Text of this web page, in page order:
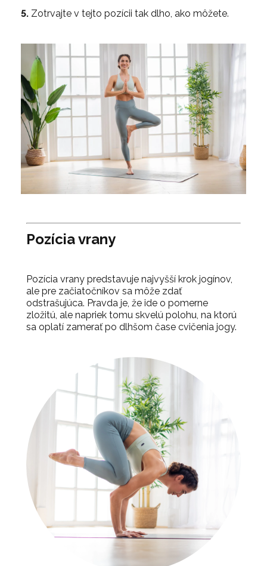
5. Zotrvajte v tejto pozícii tak dlho, ako môžete.
Pozícia vrany
Pozícia vrany predstavuje najvyšší krok jogínov,
ale pre začiatočníkov sa môže zdať
odstrašujúca. Pravda je, že ide o pomerne
zložitú, ale napriek tomu skvelú polohu, na ktorú
sa oplatí zamerať po dlhšom čase cvičenia jogy.